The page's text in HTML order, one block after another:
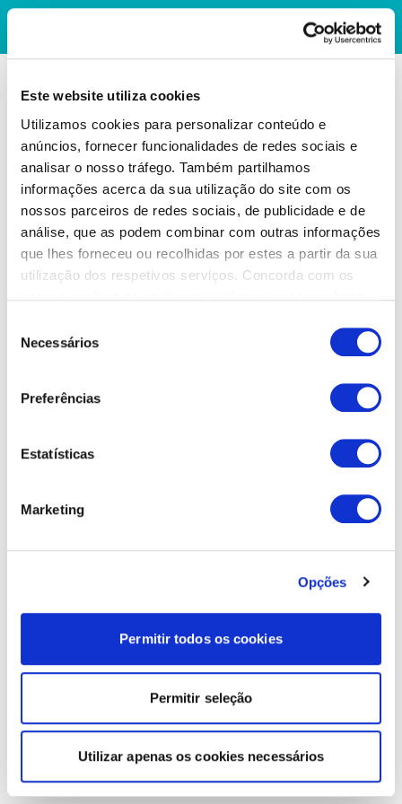
Este website utiliza cookies
Utilizamos cookies para personalizar conteúdo e
anúncios, fornecer funcionalidades de redes sociais e
analisar o nosso tráfego. Também partilhamos
informações acerca da sua utilização do site com os
nossos parceiros de redes sociais, de publicidade e de
análise, que as podem combinar com outras informações
que lhes forneceu ou recolhidas por estes a partir da sua
utilização dos respetivos serviços. Concorda com os
Necessários
Preferências
Estatísticas
Marketing
Opções
Permitir todos os cookies
Permitir seleção
Utilizar apenas os cookies necessários